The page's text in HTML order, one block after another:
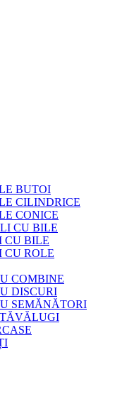
BUTOI
CILINDRICE
CONICE
CU BILE
CU BILE
ROLE
COMBINE
DISCURI
SEMĂNĂTORI